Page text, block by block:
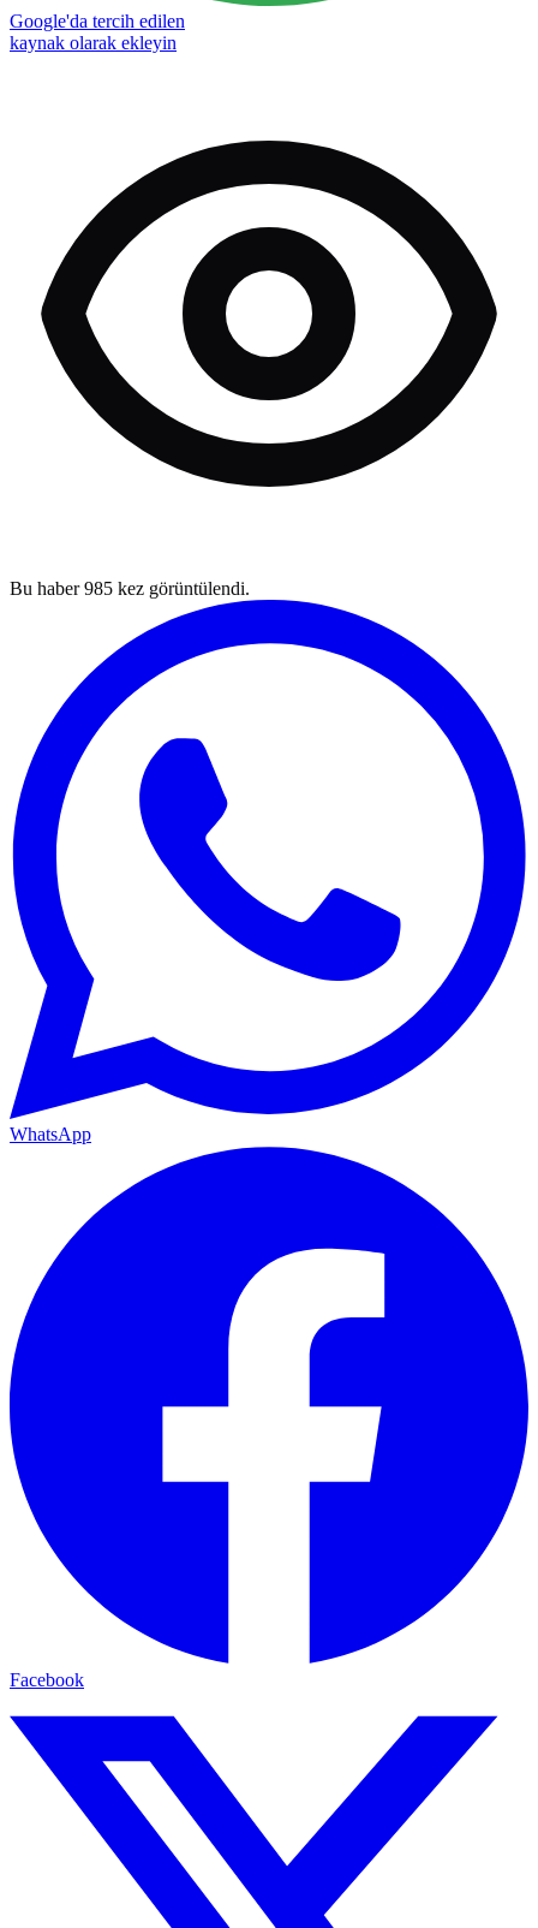
Google'da tercih edilen
kaynak olarak ekleyin
Bu haber985 kez görüntülendi.
WhatsApp
Facebook